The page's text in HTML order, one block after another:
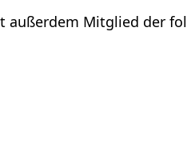
außerdem Mitglied der